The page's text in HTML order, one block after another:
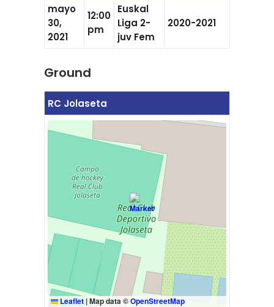
EU
mayo
30,
2021
12:00
pm
Euskal
Liga 2-
juv Fem
2020-2021
Ground
RC Jolaseta
Leaflet |Map data ©OpenStreetMap